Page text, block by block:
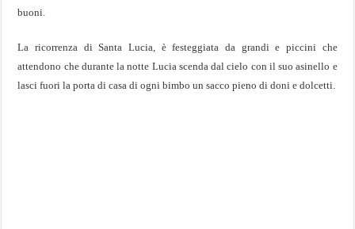
buoni.
La ricorrenza di Santa Lucia, è festeggiata da grandi e piccini che
attendono che durante la notte Lucia scenda dal cielo con il suo asinello e
lasci fuori la porta di casa di ogni bimbo un sacco pieno di doni e dolcetti.